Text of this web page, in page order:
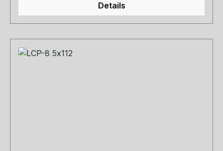
Details